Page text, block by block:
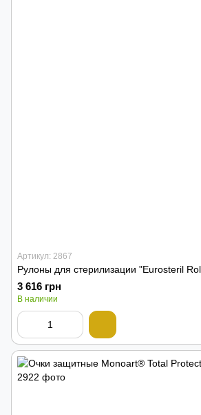
Артикул: 2867
Рулоны для стерилизации "Eurosteril
3 616 грн
В наличии